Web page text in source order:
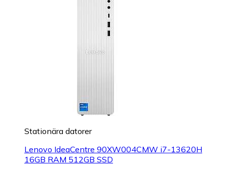
Stationära datorer
Lenovo IdeaCentre 90XW004CMW i7-13620H
16GB RAM 512GB SSD